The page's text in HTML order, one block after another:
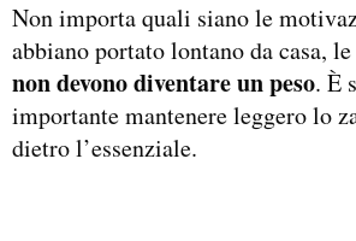
Non importa quali siano le
abbiano portato lontano da casa, le
non devono diventare un peso. È
importante mantenere leggero lo
dietro l’essenziale.